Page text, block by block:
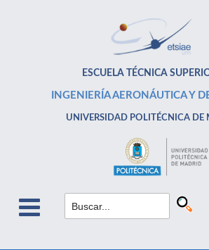
ESCUELA TÉCNICA
INGENIERÍA AERONÁUTICA Y
UNIVERSIDAD POLITÉCNICA DE